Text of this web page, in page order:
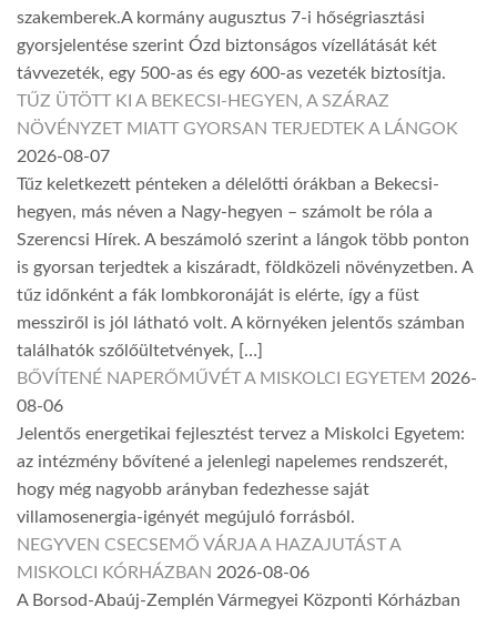
szakemberek.A kormány augusztus 7-i hőségriasztási
gyorsjelentése szerint Ózd biztonságos vízellátását két
távvezeték, egy 500-as és egy 600-as vezeték biztosítja.
TŰZ ÜTÖTT KI A BEKECSI-HEGYEN, A SZÁRAZ
NÖVÉNYZET MIATT GYORSAN TERJEDTEK A LÁNGOK
2026-08-07
Tűz keletkezett pénteken a délelőtti órákban a Bekecsi-
hegyen, más néven a Nagy-hegyen – számolt be róla a
Szerencsi Hírek. A beszámoló szerint a lángok több ponton
is gyorsan terjedtek a kiszáradt, földközeli növényzetben. A
tűz időnként a fák lombkoronáját is elérte, így a füst
messziről is jól látható volt. A környéken jelentős számban
találhatók szőlőültetvények, […]
BŐVÍTENÉ NAPERŐMŰVÉT A MISKOLCI EGYETEM 2026-
08-06
Jelentős energetikai fejlesztést tervez a Miskolci Egyetem:
az intézmény bővítené a jelenlegi napelemes rendszerét,
hogy még nagyobb arányban fedezhesse saját
villamosenergia-igényét megújuló forrásból.
NEGYVEN CSECSEMŐ VÁRJA A HAZAJUTÁST A
MISKOLCI KÓRHÁZBAN 2026-08-06
A Borsod-Abaúj-Zemplén Vármegyei Központi Kórházban